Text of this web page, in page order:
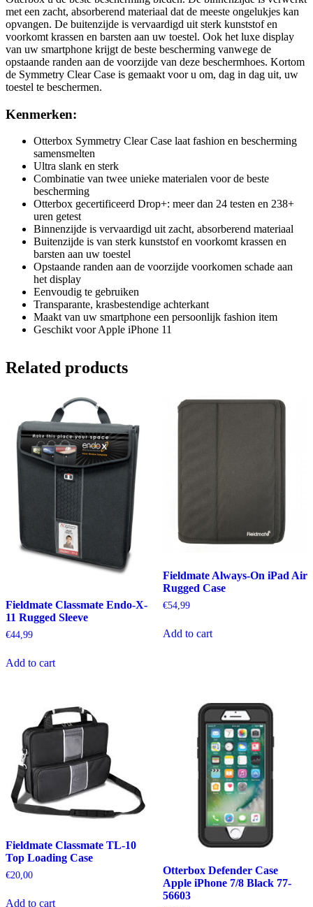
met een zacht, absorberend materiaal dat de meeste ongelukjes kan
opvangen. De buitenzijde is vervaardigd uit sterk kunststof en
voorkomt krassen en barsten aan uw toestel. Ook het luxe display
van uw smartphone krijgt de beste bescherming vanwege de
opstaande randen aan de voorzijde van deze beschermhoes. Kortom
de Symmetry Clear Case is gemaakt voor u om, dag in dag uit, uw
toestel te beschermen.
Kenmerken:
Otterbox Symmetry Clear Case laat fashion en bescherming
samensmelten
Ultra slank en sterk
Combinatie van twee unieke materialen voor de beste
bescherming
Otterbox gecertificeerd Drop+: meer dan 24 testen en 238+
uren getest
Binnenzijde is vervaardigd uit zacht, absorberend materiaal
Buitenzijde is van sterk kunststof en voorkomt krassen en
barsten aan uw toestel
Opstaande randen aan de voorzijde voorkomen schade aan
het display
Eenvoudig te gebruiken
Transparante, krasbestendige achterkant
Maakt van uw smartphone een persoonlijk fashion item
Geschikt voor Apple iPhone 11
Related products
Fieldmate Classmate Endo-X-
11 Rugged Sleeve
€44,99
Add to cart
Fieldmate Always-On iPad Air
Rugged Case
€54,99
Add to cart
Fieldmate Classmate TL-10
Top Loading Case
€20,00
Add to cart
Otterbox Defender Case
Apple iPhone 7/8 Black 77-
56603